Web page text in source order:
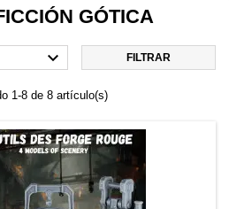
GÓTICA
 FILTRAR
1-8 de 8 artículo(s)